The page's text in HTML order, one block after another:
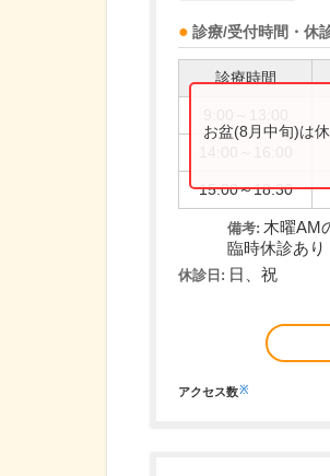
診療/受付時間・休
診療時間
15:00～18:30
お盆(8月中旬)は
備考: 木曜AM
臨時休診あり
休診日: 日、祝
アクセス数※